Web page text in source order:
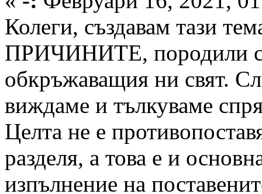
Колеги, създавам тази
ПРИЧИНИТЕ, породили
обкръжаващия ни свят.
виждаме и тълкуваме
Целта не е
разделя, а това е и
изпълнение на